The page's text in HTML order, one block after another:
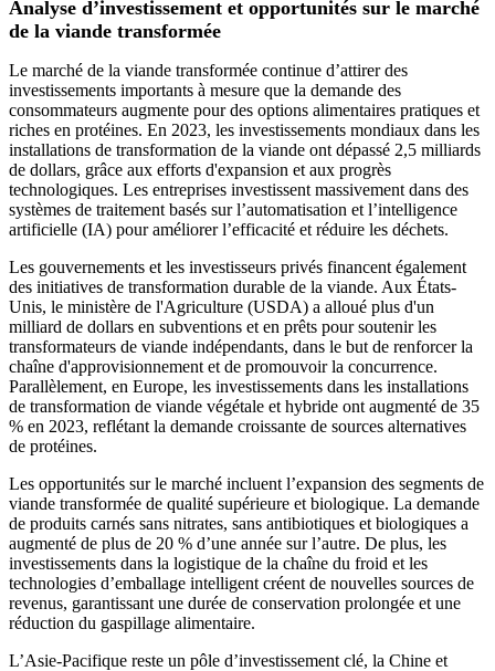
Analyse d’investissement et opportunités sur le marché
de la viande transformée
Le marché de la viande transformée continue d’attirer des
investissements importants à mesure que la demande des
consommateurs augmente pour des options alimentaires pratiques et
riches en protéines. En 2023, les investissements mondiaux dans les
installations de transformation de la viande ont dépassé 2,5 milliards
de dollars, grâce aux efforts d'expansion et aux progrès
technologiques. Les entreprises investissent massivement dans des
systèmes de traitement basés sur l’automatisation et l’intelligence
artificielle (IA) pour améliorer l’efficacité et réduire les déchets.
Les gouvernements et les investisseurs privés financent également
des initiatives de transformation durable de la viande. Aux États-
Unis, le ministère de l'Agriculture (USDA) a alloué plus d'un
milliard de dollars en subventions et en prêts pour soutenir les
transformateurs de viande indépendants, dans le but de renforcer la
chaîne d'approvisionnement et de promouvoir la concurrence.
Parallèlement, en Europe, les investissements dans les installations
de transformation de viande végétale et hybride ont augmenté de 35
% en 2023, reflétant la demande croissante de sources alternatives
de protéines.
Les opportunités sur le marché incluent l’expansion des segments de
viande transformée de qualité supérieure et biologique. La demande
de produits carnés sans nitrates, sans antibiotiques et biologiques a
augmenté de plus de 20 % d’une année sur l’autre. De plus, les
investissements dans la logistique de la chaîne du froid et les
technologies d’emballage intelligent créent de nouvelles sources de
revenus, garantissant une durée de conservation prolongée et une
réduction du gaspillage alimentaire.
L’Asie-Pacifique reste un pôle d’investissement clé, la Chine et